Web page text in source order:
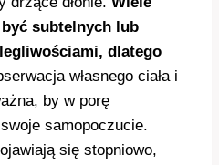
subtelnych lub
dlatego
własnego ciała i
by w porę
samopoczucie.
się stopniowo,